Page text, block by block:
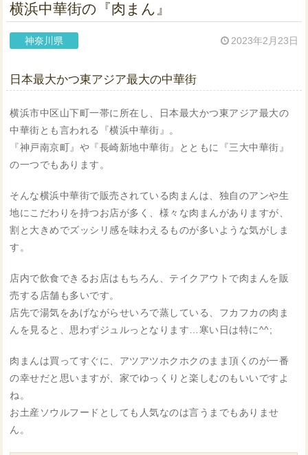
横浜中華街の『肉まん』
神奈川県 2023年2月23日
日本最大かつ東アジア最大の中華街
横浜市中区山下町一帯に所在し、日本最大かつ東アジア最大の
中華街とも言われる『横浜中華街』。
『神戸南京町』や『長崎新地中華街』とともに『三大中華街』
の一つでもあります。
そんな横浜中華街で販売されている肉まんは、独自のアンや生
地にこだわりを持つお店が多く、様々な肉まんがありますが、
割と大きめでズッシリ感を味わえるものが多いような気がしま
す。
店内で飲食できるお店はもちろん、テイクアウトで肉まんを販
売する店舗も多いです。
店先で湯気をあげながらせいろで蒸している、フカフカの肉ま
んを見ると、思わずジュルっとなります…寒い日は特に^^;
肉まんは買ってすぐに、アツアツホクホクのまま頂くのが一番
の幸せだと思いますが、家でゆっくりと楽しむのもいいですよ
ね。
お土産ソウルフードとしても人気なのは言うまでもありませ
ん。